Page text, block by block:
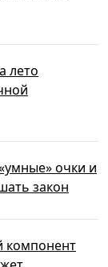
лето
очки и
закон
компонент